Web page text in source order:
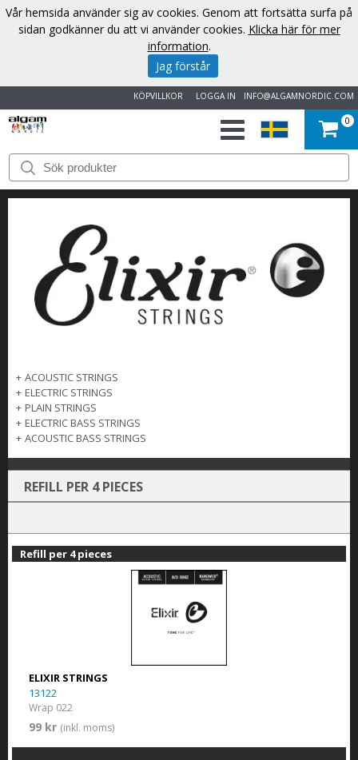
INFO@ALGAMNORDIC.COM
LOGGA IN
KÖPVILLKOR
START
VARUMÄRKEN
NYHETER
OSS
0
+ ACOUSTIC STRINGS
+ ELECTRIC STRINGS
+ PLAIN STRINGS
+ ELECTRIC BASS STRINGS
+ ACOUSTIC BASS STRINGS
REFILL PER 4 PIECES
Refill per 4 pieces
ELIXIR STRINGS
13122
Wrap 022
99 kr (inkl. moms)
Vår hemsida använder sig av cookies. Genom att fortsätta surfa på
sidan godkänner du att vi använder cookies. Klicka här för mer
information.
Jag förstår